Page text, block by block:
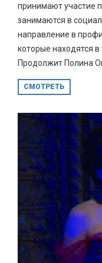
принимают участие
занимаются в
направление в
которые находятся
Продолжит Полина
СМОТРЕТЬ